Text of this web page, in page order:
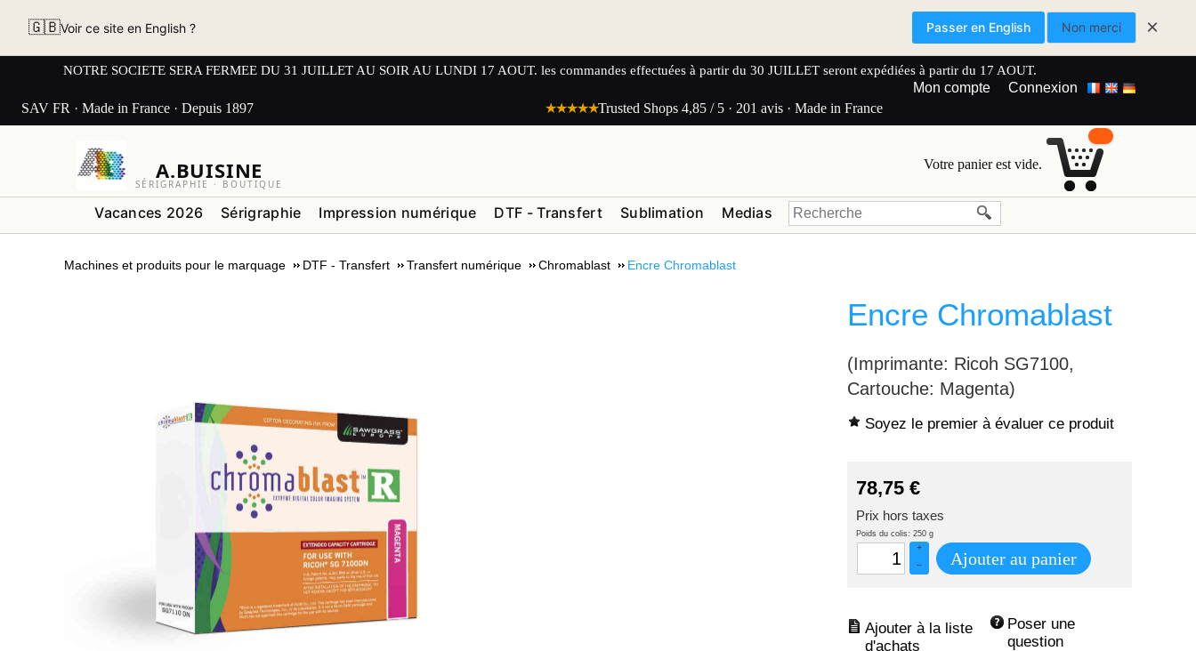
🇬🇧Voir ce site en English ? Passer en English Non merci ×
NOTRE SOCIETE SERA FERMEE DU 31 JUILLET AU SOIR AU LUNDI 17 AOUT. les commandes effectuées à partir du 30 JUILLET seront expédiées à partir du 17 AOUT.
Mon compte
Connexion
SAV FR · Made in France · Depuis 1897
★★★★★Trusted Shops 4,85 / 5 · 201 avis · Made in France
A.BUISINE
SÉRIGRAPHIE · BOUTIQUE
Votre panier est vide.
Vacances 2026 Sérigraphie Impression numérique DTF - Transfert Sublimation Medias
Machines et produits pour le marquage DTF - Transfert Transfert numérique Chromablast Encre Chromablast
Encre Chromablast
(Imprimante: Ricoh SG7100,
Cartouche: Magenta)
Soyez le premier à évaluer ce produit
78,75 €
Prix hors taxes
Poids du colis: 250 g
+
–
Ajouter au panier
Poser une
question